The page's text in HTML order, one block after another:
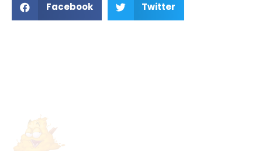
Facebook Twitter